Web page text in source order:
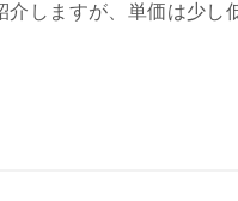
介しますが、単価は少し